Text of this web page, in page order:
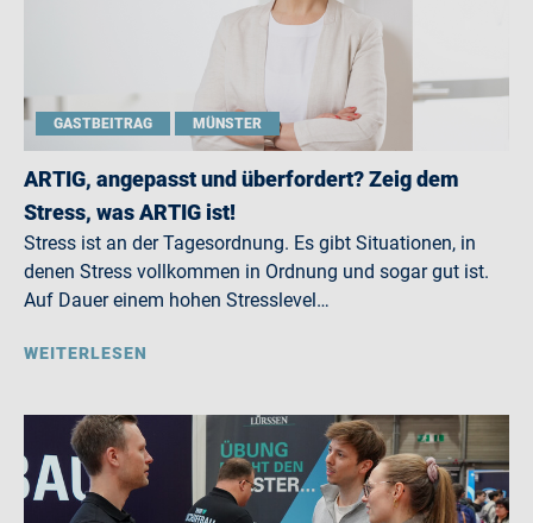
GASTBEITRAG MÜNSTER
ARTIG, angepasst und überfordert? Zeig dem
Stress, was ARTIG ist!
Stress ist an der Tagesordnung. Es gibt Situationen, in
denen Stress vollkommen in Ordnung und sogar gut ist.
Auf Dauer einem hohen Stresslevel…
WEITERLESEN